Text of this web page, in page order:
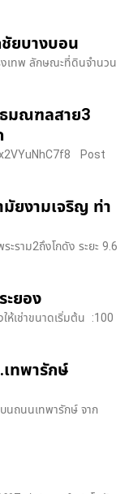
ชัยบางบอน
เทพ ลักษณะที่ดินจำนวน
ธมณฑลสาย3
Post
มัยงามเจริญ ท่า
ะราม2ถึงโกดัง ระยะ 9.6
ะยอง
ห้เช่าขนาดเริ่มต้น :100
เทพารักษ์
นถนนเทพารักษ์ จาก